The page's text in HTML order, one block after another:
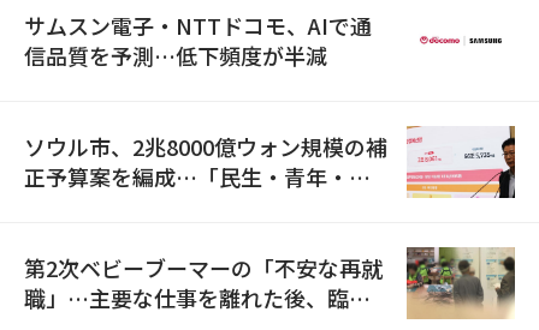
サムスン電子・NTTドコモ、AIで通
信品質を予測…低下頻度が半減
ソウル市、2兆8000億ウォン規模の補
正予算案を編成…「民生・青年・安
第2次ベビーブーマーの「不安な再就
職」…主要な仕事を離れた後、臨時